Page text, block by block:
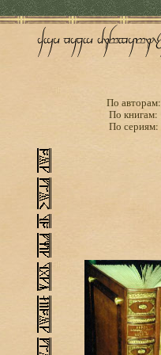
По авторам:
По книгам:
По сериям: